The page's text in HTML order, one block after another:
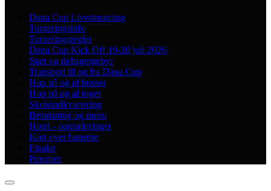
Dana Cup Livestreaming
Turneringsinfo
Turneringsregler
Dana Cup Kick Off 19-20 juli 2026
Start og deltagergebyr
Transport til og fra Dana Cup
Hop på og af busser
Hop på og af toget
Skoleindkvartering
Bespisning og menu
Hotel - opgraderinger
Kort over banerne
Finaler
Præmier